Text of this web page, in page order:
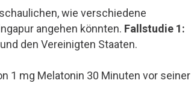
wie verschiedene
angehen könnten. Fallstudie 1:
den Vereinigten Staaten.
1 mg Melatonin 30 Minuten vor seiner